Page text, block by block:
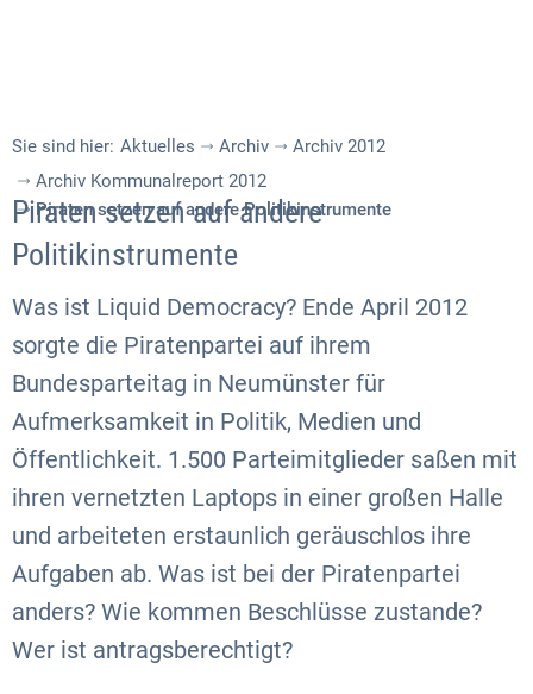
Sie sind hier: Aktuelles Archiv
Archiv 2012
Archiv Kommunalreport 2012
Piraten setzen auf andere Politikinstrumente
Piraten setzen auf andere
Politikinstrumente
Was ist Liquid Democracy? Ende April 2012
sorgte die Piratenpartei auf ihrem
Bundesparteitag in Neumünster für
Aufmerksamkeit in Politik, Medien und
Öffentlichkeit. 1.500 Parteimitglieder saßen mit
ihren vernetzten Laptops in einer großen Halle
und arbeiteten erstaunlich geräuschlos ihre
Aufgaben ab. Was ist bei der Piratenpartei
anders? Wie kommen Beschlüsse zustande?
Wer ist antragsberechtigt?